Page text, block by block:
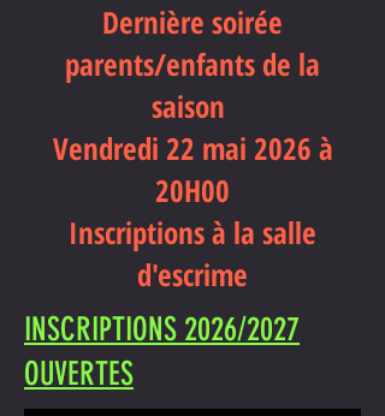
Dernière soirée
parents/enfants de la
saison
Vendredi 22 mai 2026 à
20H00
Inscriptions à la salle
d'escrime
INSCRIPTIONS 2026/2027
OUVERTES